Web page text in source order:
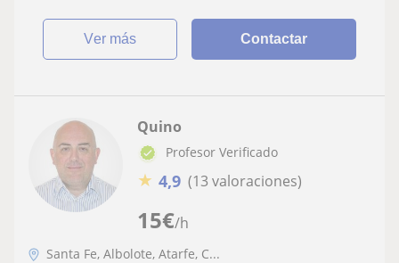
ver más Contactar
15€/h
Quino
Profesor Verificado
★ 4,9 (13 valoraciones)
Santa Fe, Albolote, Atarfe, C...